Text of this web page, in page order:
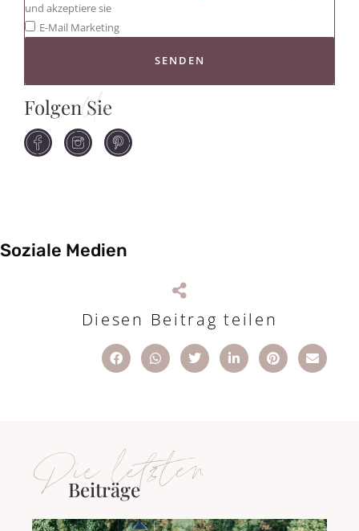
und akzeptiere sie
E-Mail Marketing
SENDEN
Folgen Sie
Uns
Soziale Medien
Diesen Beitrag teilen
Die letzten
Beiträge